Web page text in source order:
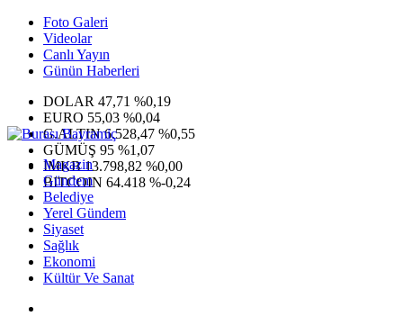
Foto Galeri
Videolar
Canlı Yayın
Günün Haberleri
DOLAR 47,71 %0,19
EURO 55,03 %0,04
G.ALTIN6.528,47 %0,55
GÜMÜŞ 95 %1,07
IMKB13.798,82 %0,00
BITCOIN 64.418 %-0,24
Magazin
Gündem
Belediye
Yerel Gündem
Siyaset
Sağlık
Ekonomi
Kültür Ve Sanat